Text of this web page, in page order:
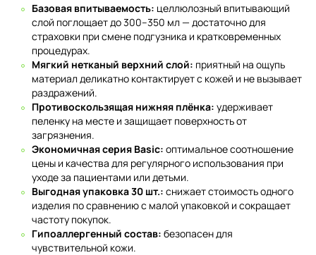
Базовая впитываемость: целлюлозный впитывающий
слой поглощает до 300–350 мл — достаточно для
страховки при смене подгузника и кратковременных
процедурах.
Мягкий нетканый верхний слой: приятный на ощупь
материал деликатно контактирует с кожей и не вызывает
раздражений.
Противоскользящая нижняя плёнка: удерживает
пеленку на месте и защищает поверхность от
загрязнения.
Экономичная серия Basic: оптимальное соотношение
цены и качества для регулярного использования при
уходе за пациентами или детьми.
Выгодная упаковка 30 шт.: снижает стоимость одного
изделия по сравнению с малой упаковкой и сокращает
частоту покупок.
Гипоаллергенный состав: безопасен для
чувствительной кожи.